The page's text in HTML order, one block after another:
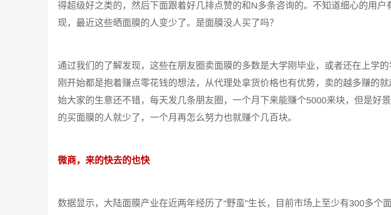
得超级好之类的，然后下面跟着好几排点赞的和N多条咨询的。不知道细心的用户
现，最近这些晒面膜的人变少了。是面膜没人买了吗？
通过我们的了解发现，这些在朋友圈卖面膜的多数是大学刚毕业，或者还在上学
刚开始都是抱着赚点零花钱的想法，从代理处拿货价格也有优势，卖的越多赚的
始大家的生意还不错，每天发几条朋友圈，一个月下来能赚个5000来块，但是好
的买面膜的人就少了，一个月再怎么努力也就赚个几百块。
微商，来的快去的也快
数据显示，大陆面膜产业在近两年经历了“野蛮”生长，目前市场上至少有300多个